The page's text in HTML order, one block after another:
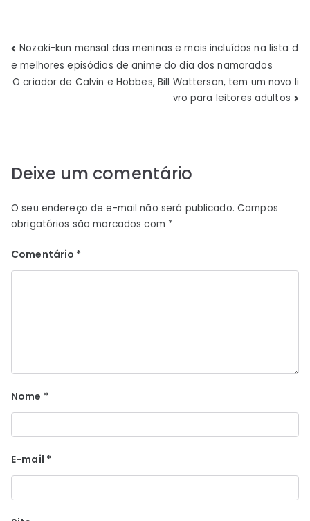
Navegação
de
Nozaki-kun mensal das meninas e mais incluídos na lista d
e melhores episódios de anime do dia dos namorados
O criador de Calvin e Hobbes, Bill Watterson, tem um novo li
vro para leitores adultos
Deixe um comentário
O seu endereço de e-mail não será publicado. Campos
obrigatórios são marcados com *
Comentário *
Nome *
E-mail *